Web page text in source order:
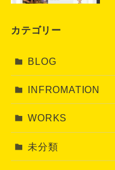
カテゴリー
BLOG
INFROMATION
WORKS
未分類